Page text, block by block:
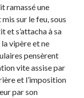
ramassé une
sur le feu, sous
et s’attacha à sa
vipère et ne
pensèrent
vite assise par
et l’imposition
par son